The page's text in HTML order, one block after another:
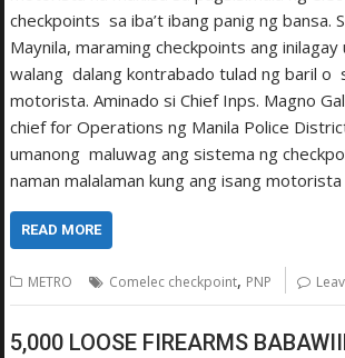
checkpoints sa iba’t ibang panig ng bansa.
Maynila, maraming checkpoints ang inilagay
walang dalang kontrabado tulad ng baril o
motorista. Aminado si Chief Inps. Magno
chief for Operations ng Manila Police
umanong maluwag ang sistema ng
naman malalaman kung ang isang
READ MORE
METRO Comelec checkpoint, PNP
5,000 LOOSE FIREARMS